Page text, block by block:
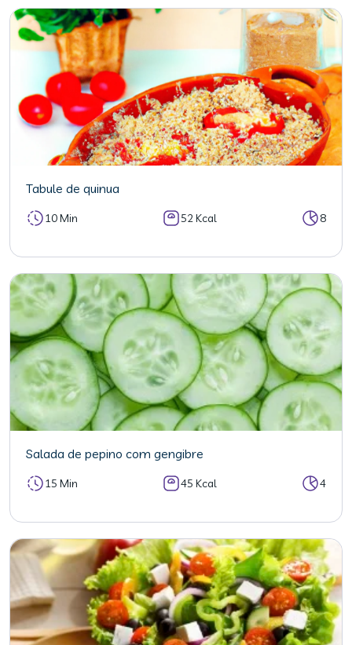
Tabule de quinua
10 Min 52 Kcal 8
Salada de pepino com gengibre
15 Min 45 Kcal 4